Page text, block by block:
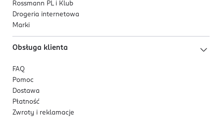
Rossmann PL i Klub
Drogeria internetowa
Marki
Obsługa klienta
FAQ
Pomoc
Dostawa
Płatność
Zwroty i reklamacje